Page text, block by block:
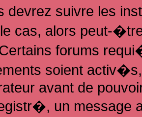
devrez suivre les
cas, alors peut-
forums
soient
avant de
un message